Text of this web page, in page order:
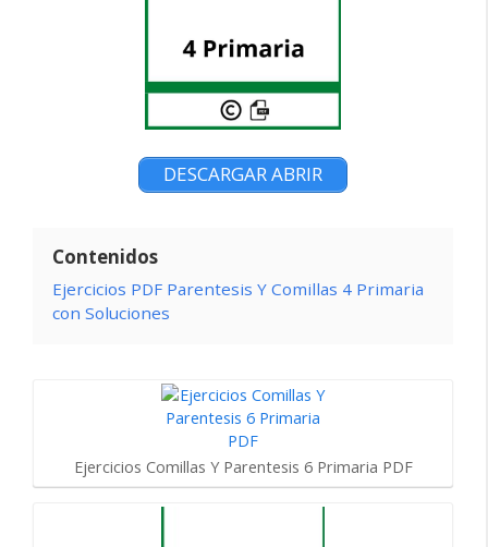
DESCARGAR ABRIR
Contenidos
Ejercicios PDF Parentesis Y Comillas 4 Primaria
con Soluciones
Ejercicios Comillas Y Parentesis 6 Primaria PDF